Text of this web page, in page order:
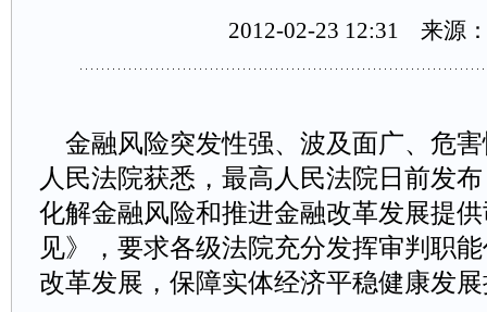
2012-02-2312:31 来源
金融风险突发性强、波及面广、危
人民法院获悉，最高人民法院日前发
化解金融风险和推进金融改革发展提
见》，要求各级法院充分发挥审判职
改革发展，保障实体经济平稳健康发